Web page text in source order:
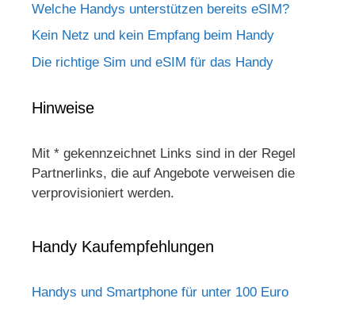
Welche Handys unterstützen bereits eSIM?
Kein Netz und kein Empfang beim Handy
Die richtige Sim und eSIM für das Handy
Hinweise
Mit * gekennzeichnet Links sind in der Regel
Partnerlinks, die auf Angebote verweisen die
verprovisioniert werden.
Handy Kaufempfehlungen
Handys und Smartphone für unter 100 Euro